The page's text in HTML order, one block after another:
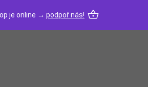
je online → podpoř nás!